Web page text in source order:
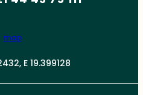
E 19.399128